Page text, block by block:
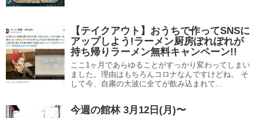
【テイクアウト】おうちで作ってSNSに
アップしよう!ラーメン厨房ぽれぽれが
持ち帰りラーメン無料キャンペーン!!
ここ1ヶ月であらゆることがすっかり変わってしまい
ました。理由はもちろんコロナなんですけどね。 そ
して今、自粛の大波に全てが飲み込まれて...
今週の館林 3月12日(月)〜